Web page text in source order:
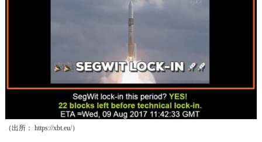
（出所： https://xbt.eu/）